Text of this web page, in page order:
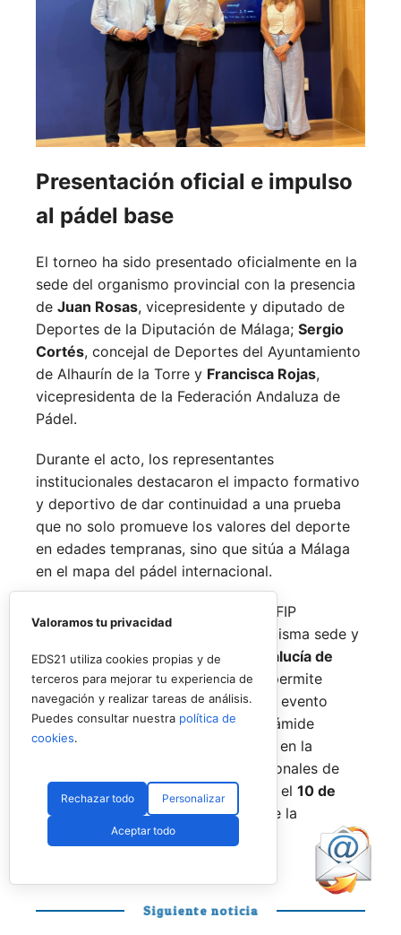
Presentación oficial e impulso
al pádel base
El torneo ha sido presentado oficialmente en la
sede del organismo provincial con la presencia
de Juan Rosas, vicepresidente y diputado de
Deportes de la Diputación de Málaga; Sergio
Cortés, concejal de Deportes del Ayuntamiento
de Alhaurín de la Torre y Francisca Rojas,
vicepresidenta de la Federación Andaluza de
Pádel.
Durante el acto, los representantes
institucionales destacaron el impacto formativo
y deportivo de dar continuidad a una prueba
que no solo promueve los valores del deporte
en edades tempranas, sino que sitúa a Málaga
en el mapa del pádel internacional.
De forma paralela al desarrollo del FIP
Promises, la FAP organizará en la misma sede y
fechas losInternacionales de Andalucía de
Menores 2026. Esta cita paralela permite
incorporar la categoríabenjamín
al evento
global, completando así toda la pirámide
formativa.
El plazo para registrarse en la
categoría benjamín de los Internacionales de
Andalucía permanece abierto hasta el 10 de
agosto
a través de la web oficial de la
Federación.
Siguiente noticia
Valoramos tu privacidad
EDS21 utiliza cookies propias y de
terceros para mejorar tu experiencia de
navegación y realizar tareas de análisis.
Puedes consultar nuestra política de
cookies.
Rechazar todo Personalizar
Aceptar todo